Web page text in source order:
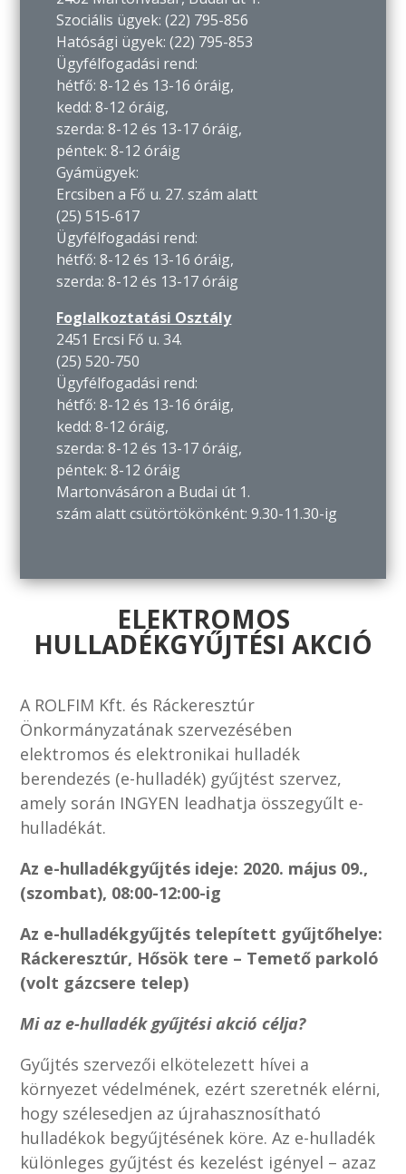
Szociális ügyek: (22) 795-856
Hatósági ügyek: (22) 795-853
Ügyfélfogadási rend:
hétfő: 8-12 és 13-16 óráig,
kedd: 8-12 óráig,
szerda: 8-12 és 13-17 óráig,
péntek: 8-12 óráig
Gyámügyek:
Ercsiben a Fő u. 27. szám alatt
(25) 515-617
Ügyfélfogadási rend:
hétfő: 8-12 és 13-16 óráig,
szerda: 8-12 és 13-17 óráig
Foglalkoztatási Osztály
2451 Ercsi Fő u. 34.
(25) 520-750
Ügyfélfogadási rend:
hétfő: 8-12 és 13-16 óráig,
kedd: 8-12 óráig,
szerda: 8-12 és 13-17 óráig,
péntek: 8-12 óráig
Martonvásáron a Budai út 1.
szám alatt csütörtökönként: 9.30-11.30-ig
ELEKTROMOS
HULLADÉKGYŰJTÉSI AKCIÓ
A ROLFIM Kft. és Ráckeresztúr
Önkormányzatának szervezésében
elektromos és elektronikai hulladék
berendezés (e-hulladék) gyűjtést szervez,
amely során INGYEN leadhatja összegyűlt e-
hulladékát.
Az e-hulladékgyűjtés ideje: 2020. május 09.,
(szombat), 08:00-12:00-ig
Az e-hulladékgyűjtés telepített gyűjtőhelye:
Ráckeresztúr, Hősök tere – Temető parkoló
(volt gázcsere telep)
Mi az e-hulladék gyűjtési akció célja?
Gyűjtés szervezői elkötelezett hívei a
környezet védelmének, ezért szeretnék elérni,
hogy szélesedjen az újrahasznosítható
hulladékok begyűjtésének köre. Az e-hulladék
különleges gyűjtést és kezelést igényel – azaz